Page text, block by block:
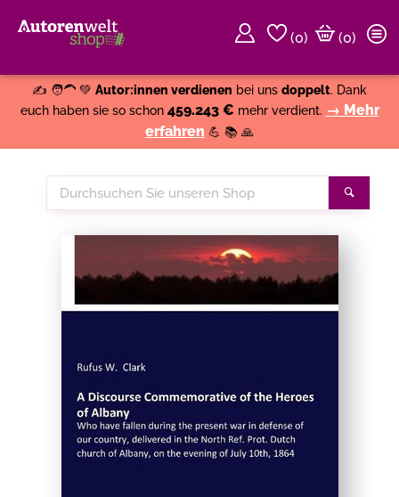
(0)
(0)
✍️ 🧑‍🦱 💚 Autor:innen verdienen bei uns doppelt. Dank
euch haben sie so schon 459.243 € mehr verdient. → Mehr
erfahren 💪 📚 🙏
Durchsuchen
Sie